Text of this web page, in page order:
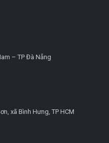
– TP Đà Nẵng
xã Bình Hưng, TP HCM